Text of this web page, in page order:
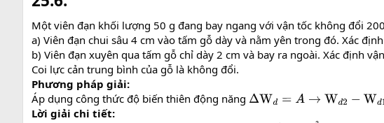
Một viên đạn khối lượng 50 g đang bay ngang với vận tốc không đổi
a) Viên đạn chui sâu 4 cm vào tấm gỗ dày và nằm yên trong đó. Xác
b) Viên đạn xuyên qua tấm gỗ chỉ dày 2 cm và bay ra ngoài. Xác định
Coi lực cản trung bình của gỗ là không đổi.
Phương pháp giải:
Áp dụng công thức độ biến thiên động năng ΔWd=A→ W d2− Wd1=F. S.cos
Lời giải chi tiết: